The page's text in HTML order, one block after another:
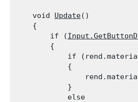
    void
Update()
    {
        if (
        {
if
            {
            }
            else